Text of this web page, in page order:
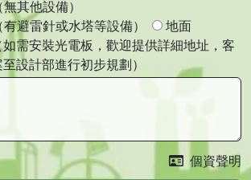
其他設備）
避雷針或水塔等設備）
地面
需安裝光電板，歡迎提供詳細地址，客
設計部進行初步規劃）
個資聲明